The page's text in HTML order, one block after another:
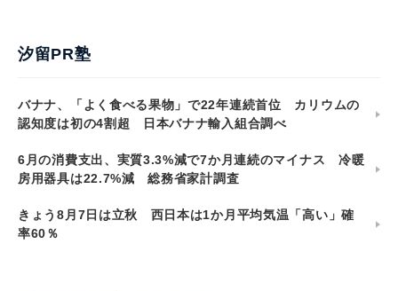
汐留PR塾
バナナ、「よく食べる果物」で22年連続首位 カリウムの
認知度は初の4割超 日本バナナ輸入組合調べ
6月の消費支出、実質3.3%減で7か月連続のマイナス 冷暖
房用器具は22.7%減 総務省家計調査
きょう8月7日は立秋 西日本は1か月平均気温「高い」確
率60％